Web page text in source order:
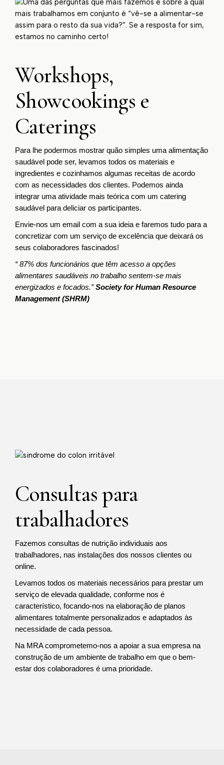
Workshops,
Showcookings e
Caterings
Para lhe podermos mostrar quão simples uma alimentação
saudável pode ser, levamos todos os materiais e
ingredientes e cozinhamos algumas receitas de acordo
com as necessidades dos clientes. Podemos ainda
integrar uma atividade mais teórica com um catering
saudável para deliciar os participantes.
Envie-nos um email com a sua ideia e faremos tudo para a
concretizar com um serviço de excelência que deixará os
seus colaboradores fascinados!
“ 87% dos funcionários que têm acesso a opções
alimentares saudáveis no trabalho sentem-se mais
energizados e focados.”Society for Human Resource
Management (SHRM)
Consultas para
trabalhadores
Fazemos consultas de nutrição individuais aos
trabalhadores, nas instalações dos nossos clientes ou
online.
Levamos todos os materiais necessários para prestar um
serviço de elevada qualidade, conforme nos é
característico, focando-nos na elaboração de planos
alimentares totalmente personalizados e adaptados às
necessidade de cada pessoa.
Na MRA comprometemo-nos a apoiar a sua empresa na
construção de um ambiente de trabalho em que o bem-
estar dos colaboradores é uma prioridade.